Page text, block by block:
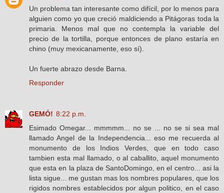
Un problema tan interesante como difícil, por lo menos para
alguien como yo que creció maldiciendo a Pitágoras toda la
primaria. Menos mal que no contempla la variable del
precio de la tortilla, porque entonces de plano estaría en
chino (muy mexicanamente, eso sí).
Un fuerte abrazo desde Barna.
Responder
GEMÓ! 8:22 p.m.
Esimado Omegar... mmmmm... no se ... no se si sea mal
llamado Angel de la Independencia... eso me recuerda al
monumento de los Indios Verdes, que en todo caso
tambien esta mal llamado, o al caballito, aquel monumento
que esta en la plaza de SantoDomingo, en el centro... asi la
lista sigue... me gustan mas los nombres populares, que los
rigidos nombres establecidos por algun politico, en el caso